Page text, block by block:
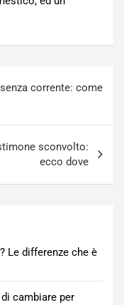
corrente: come
sconvolto:
ecco dove
Le differenze che è
cambiare per